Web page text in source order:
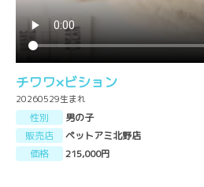
チワワ×ビション
20260529生まれ
性別
男の子
販売店
ペットアミ北野店
価格
215,000円